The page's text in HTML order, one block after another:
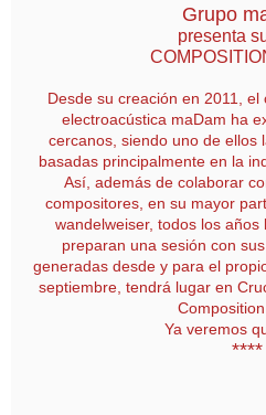
Grupo
presenta
Desde su creación en 2011,
electroacústica maDam ha
cercanos, siendo uno de ellos
basadas principalmente en la
Así, además de colaborar
compositores, en su mayor
wandelweiser, todos los
preparan una sesión con
generadas desde y para el
septiembre, tendrá lugar en
Ya veremos
****